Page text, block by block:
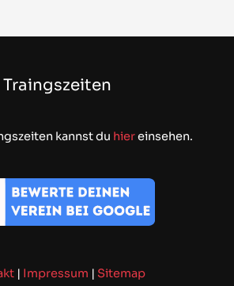
Traingszeiten
kannst du hiereinsehen.
| Impressum | Sitemap